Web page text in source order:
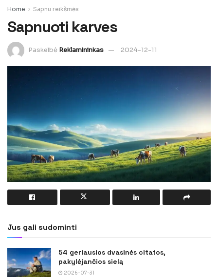
Home Sapnu reikšmės
Sapnuoti karves
Paskelbė Reklamininkas 2024-12-11
Jus gali sudominti
54 geriausios dvasinės citatos,
pakylėjančios sielą
2026-07-31